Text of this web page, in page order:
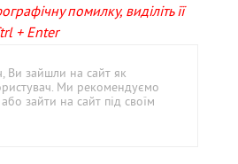
помилку, виділіть її
+ Enter
Ви зайшли на сайт як
Ми рекомендуємо
або зайти на сайт під своїм